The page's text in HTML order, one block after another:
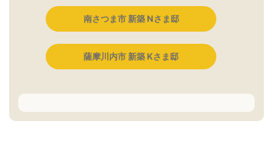
南さつま市 新築 Nさま邸
薩摩川内市 新築 Kさま邸